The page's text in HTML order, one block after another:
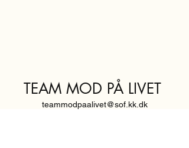
TEAM MOD PÅ LIVET
teammodpaalivet@sof.kk.dk